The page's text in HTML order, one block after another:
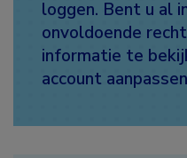
loggen. Bent u al
onvoldoende
informatie te
account